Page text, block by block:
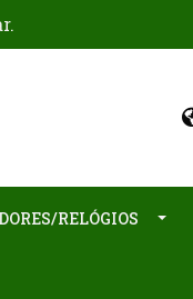
RELÓGIOS